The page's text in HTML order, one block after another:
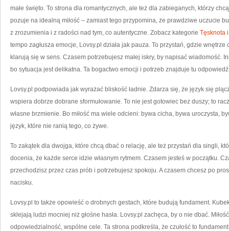
małe święto. To strona dla romantycznych, ale też dla zabieganych, którzy
pozuje na idealną miłość – zamiast tego przypomina, że prawdziwe uczucie
z zrozumienia i z radości nad tym, co autentyczne. Zobacz kategorie Tęsknota
tempo zagłusza emocje, Lovsy.pl działa jak pauza. To przystań, gdzie
klarują się w sens. Czasem potrzebujesz małej iskry, by napisać wiadomość.
bo sytuacja jest delikatna. Ta bogactwo emocji i potrzeb znajduje tu
Lovsy.pl podpowiada jak wyrażać bliskość ładnie. Zdarza się, że język się
wspiera dobrze dobrane sformułowanie. To nie jest gotowiec bez duszy; to
własne brzmienie. Bo miłość ma wiele odcieni: bywa cicha, bywa uroczysta,
język, które nie ranią tego, co żywe.
To zakątek dla dwojga, które chcą dbać o relację, ale też przystań dla singli,
docenia, że każde serce idzie własnym rytmem. Czasem jesteś w początku.
przechodzisz przez czas prób i potrzebujesz spokoju. A czasem chcesz po
nacisku.
Lovsy.pl to także opowieść o drobnych gestach, które budują fundament.
sklejają ludzi mocniej niż głośne hasła. Lovsy.pl zachęca, by o nie dbać.
odpowiedzialność, wspólne cele. Ta strona podkreśla, że czułość to